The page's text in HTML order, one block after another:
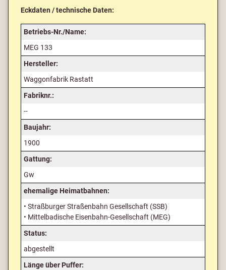
Eckdaten / technische Daten:
Betriebs-Nr./Name:
MEG 133
Hersteller:
Waggonfabrik Rastatt
Fabriknr.:
--
Baujahr:
1900
Gattung:
Gw
ehemalige Heimatbahnen:
• Straßburger Straßenbahn Gesellschaft (SSB)
• Mittelbadische Eisenbahn-Gesellschaft (MEG)
Status:
abgestellt
Länge über Puffer: